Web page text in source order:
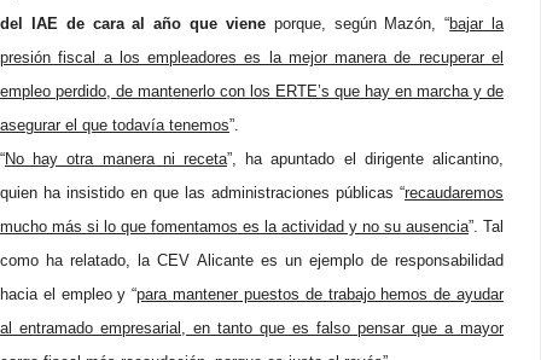
del IAE de cara al año que vieneporque, según Mazón, “bajar la
presión fiscal a los empleadores es la mejor manera de recuperar el
empleo perdido, de mantenerlo con los ERTE’s que hay en marcha y de
asegurar el que todavía tenemos”.
“No hay otra manera ni receta”, ha apuntado el dirigente alicantino,
quien ha insistido en que las administraciones públicas “recaudaremos
mucho más si lo que fomentamos es la actividad y no su ausencia”. Tal
como ha relatado, la CEV Alicante es un ejemplo de responsabilidad
hacia el empleo y “para mantener puestos de trabajo hemos de ayudar
al entramado empresarial, en tanto que es falso pensar que a mayor